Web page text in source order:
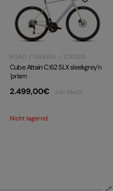
ROAD / GRAVEL / CROSS
Cube Attain C:62 SLX sleekgrey´n
´prism
2.499,00€ inkl. MwSt.
Nicht lagernd